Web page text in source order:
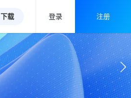
下载 登录 注册